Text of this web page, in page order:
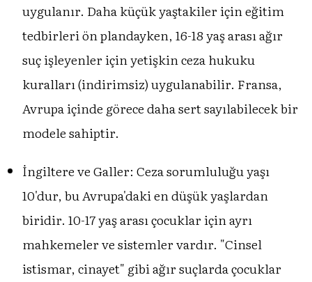
uygulanır. Daha küçük yaştakiler için eğitim
tedbirleri ön plandayken, 16-18 yaş arası ağır
suç işleyenler için yetişkin ceza hukuku
kuralları (indirimsiz) uygulanabilir. Fransa,
Avrupa içinde görece daha sert sayılabilecek bir
modele sahiptir.
İngiltere ve Galler: Ceza sorumluluğu yaşı
10'dur, bu Avrupa'daki en düşük yaşlardan
biridir. 10-17 yaş arası çocuklar için ayrı
mahkemeler ve sistemler vardır. "Cinsel
istismar, cinayet" gibi ağır suçlarda çocuklar